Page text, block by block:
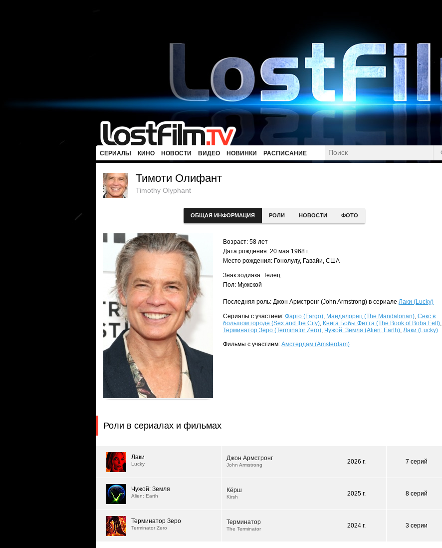
СЕРИАЛЫ КИНО НОВОСТИ ВИДЕО НОВИНКИ РАСПИСАНИЕ
Тимоти Олифант
Timothy Olyphant
ОБЩАЯ ИНФОРМАЦИЯ РОЛИ НОВОСТИ ФОТО
Возраст: 58 лет
Дата рождения: 20 мая 1968 г.
Место рождения: Гонолулу, Гавайи, США
Знак зодиака: Телец
Пол: Мужской
Последняя роль: Джон Армстронг (John Armstrong) в сериале Лаки (Lucky)
Сериалы с участием: Фарго (Fargo), Мандалорец (The Mandalorian), Секс в
большом городе (Sex and the City), Книга Бобы Фетта (The Book of Boba Fett),
Терминатор Зеро (Terminator Zero), Чужой: Земля (Alien: Earth), Лаки (Lucky)
Фильмы с участием: Амстердам (Amsterdam)
Роли в сериалах и фильмах
Лаки
Lucky
Джон Армстронг
John Armstrong 2026 г. 7 серий
Чужой: Земля
Alien: Earth
Кёрш
Kirsh 2025 г. 8 серий
Терминатор Зеро
Terminator Zero
Терминатор
The Terminator 2024 г. 3 серии